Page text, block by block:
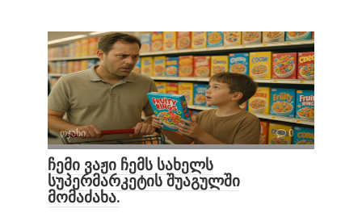
ოჯახი 0
ჩემი ვაჟი ჩემს სახელს
სუპერმარკეტის შუაგულში
მომაძახა.